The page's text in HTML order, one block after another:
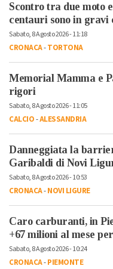
Scontro tra due moto
centauri sono in gravi
Sabato, 8 Agosto 2026 - 11:18
CRONACA-TORTONA
Memorial Mamma e
rigori
Sabato, 8 Agosto 2026 - 11:05
CALCIO-ALESSANDRIA
Danneggiata la
Garibaldi di Novi
Sabato, 8 Agosto 2026 - 10:53
CRONACA-NOVI LIGURE
Caro carburanti, in
+67 milioni al mese
Sabato, 8 Agosto 2026 - 10:24
CRONACA-PIEMONTE